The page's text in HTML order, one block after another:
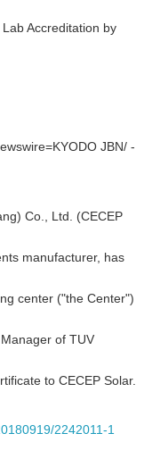
Accreditation by
JBN/ -
Co., Ltd. (CECEP
manufacturer, has
center ("the Center")
of TUV
to CECEP Solar.
2242011-1